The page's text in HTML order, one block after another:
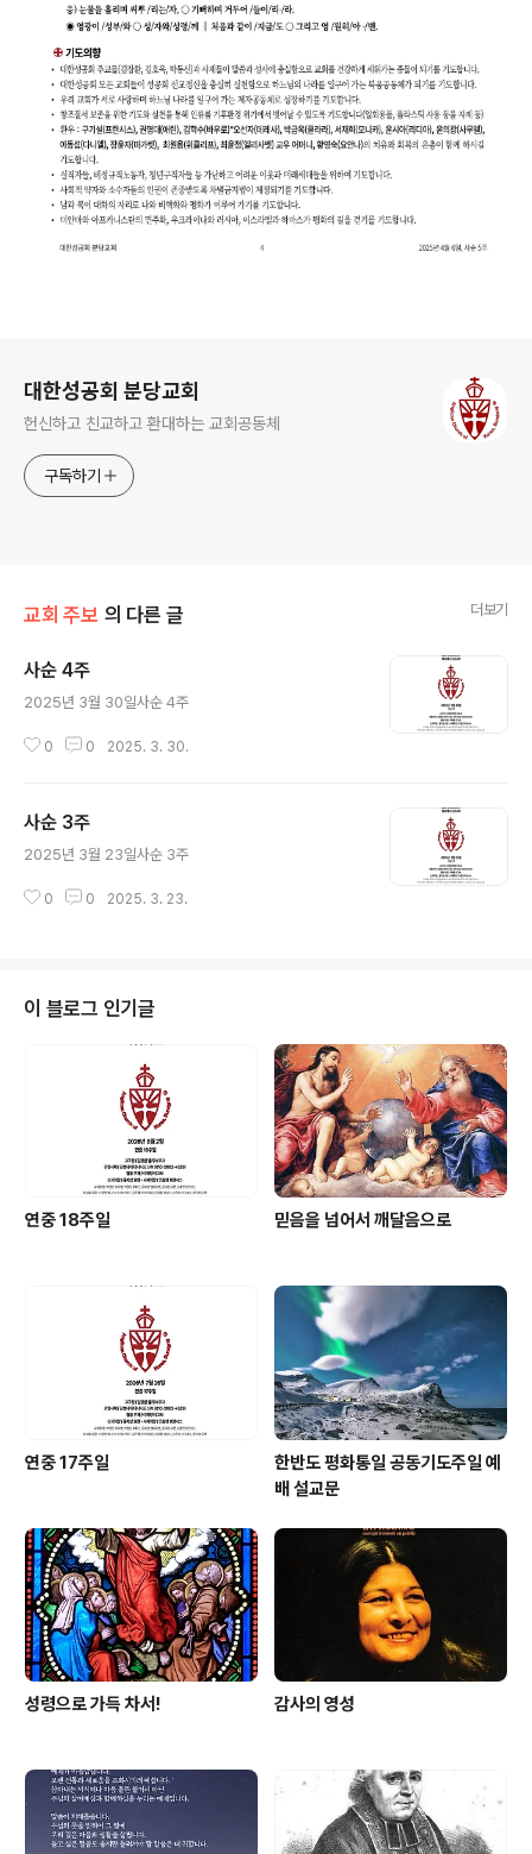
대한성공회 분당교회
헌신하고 친교하고 환대하는 교회공동체
구독하기
교회 주보 의 다른 글 더보기
사순 4주
2025년 3월 30일사순 4주
0 0 2025. 3. 30.
사순 3주
2025년 3월 23일사순 3주
0 0 2025. 3. 23.
이 블로그 인기글
연중 18주일 믿음을 넘어서 깨달음으로
연중 17주일
한반도 평화통일 공동기도주일 예
배 설교문
성령으로 가득 차서! 감사의 영성